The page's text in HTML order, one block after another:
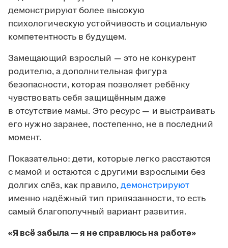
демонстрируют более высокую
психологическую устойчивость и социальную
компетентность в будущем.
Замещающий взрослый — это не конкурент
родителю, а дополнительная фигура
безопасности, которая позволяет ребёнку
чувствовать себя защищённым даже
в отсутствие мамы. Это ресурс — и выстраивать
его нужно заранее, постепенно, не в последний
момент.
Показательно: дети, которые легко расстаются
с мамой и остаются с другими взрослыми без
долгих слёз, как правило,демонстрируют
именно надёжный тип привязанности, то есть
самый благополучный вариант развития.
«Я всё забыла — я не справлюсь на работе»